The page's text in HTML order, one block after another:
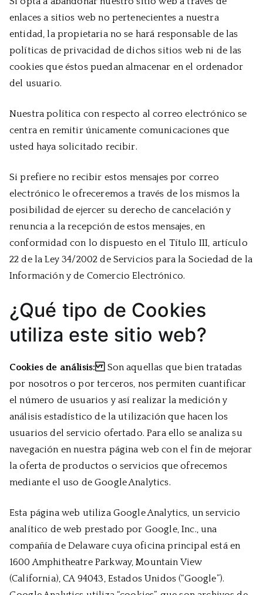
enlaces a sitios web no pertenecientes a nuestra
entidad, la propietaria no se hará responsable de las
políticas de privacidad de dichos sitios web ni de las
cookies que éstos puedan almacenar en el ordenador
del usuario.
Nuestra política con respecto al correo electrónico se
centra en remitir únicamente comunicaciones que
usted haya solicitado recibir.
Si prefiere no recibir estos mensajes por correo
electrónico le ofreceremos a través de los mismos la
posibilidad de ejercer su derecho de cancelación y
renuncia a la recepción de estos mensajes, en
conformidad con lo dispuesto en el Título III, artículo
22 de la Ley 34/2002 de Servicios para la Sociedad de la
Información y de Comercio Electrónico.
¿Qué tipo de Cookies
utiliza este sitio web?
Cookies de análisis:Son aquellas que bien tratadas
por nosotros o por terceros, nos permiten cuantificar
el número de usuarios y así realizar la medición y
análisis estadístico de la utilización que hacen los
usuarios del servicio ofertado. Para ello se analiza su
navegación en nuestra página web con el fin de mejorar
la oferta de productos o servicios que ofrecemos
mediante el uso de Google Analytics.
Esta página web utiliza Google Analytics, un servicio
analítico de web prestado por Google, Inc., una
compañía de Delaware cuya oficina principal está en
1600 Amphitheatre Parkway, Mountain View
(California), CA 94043, Estados Unidos (“Google”).